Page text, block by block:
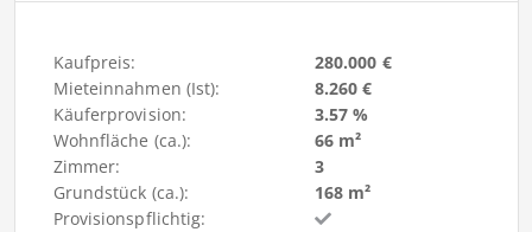
Kaufpreis:
280.000 €
Mieteinnahmen (Ist):
8.260 €
Käuferprovision:
3.57 %
Wohnfläche (ca.):
66 m²
Zimmer:
3
Grundstück (ca.):
168 m²
Provisionspflichtig: